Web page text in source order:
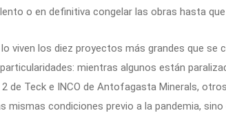
o en definitiva congelar las obras hasta
viven los diez proyectos más grandes que se
mientras algunos están
2 de Teck e INCO de Antofagasta Minerals,
mismas condiciones previo a la pandemia, sino